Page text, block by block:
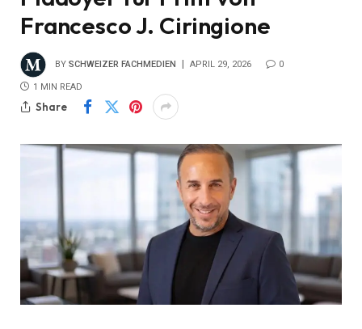
Francesco J. Ciringione
BY SCHWEIZER FACHMEDIEN APRIL 29, 2026 0
1 MIN READ
Share